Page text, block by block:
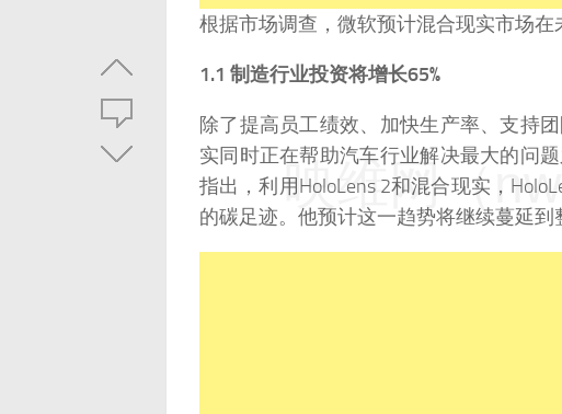
根据市场调查，微软预计混合现实市场在
1.1 制造行业投资将增长65%
除了提高员工绩效、加快生产率、支持
实同时正在帮助汽车行业解决最大的问
指出，利用HoloLens 2和混合现实，
的碳足迹。他预计这一趋势将继续蔓延到
映维网（